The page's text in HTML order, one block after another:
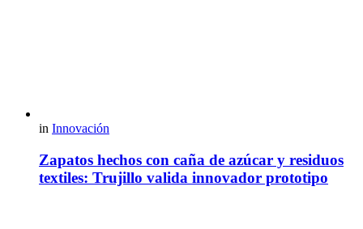
in Innovación
Zapatos hechos con caña de azúcar y residuos
textiles: Trujillo valida innovador prototipo